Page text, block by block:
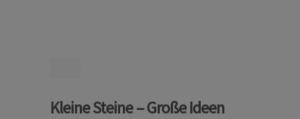
Kleine Steine – Große Ideen